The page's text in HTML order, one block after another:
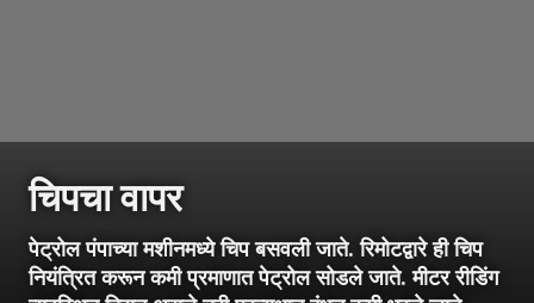
चिपचा वापर
पेट्रोल पंपाच्या मशीनमध्ये चिप बसवली जाते. रिमोटद्वारे ही चिप
नियंत्रित करून कमी प्रमाणात पेट्रोल सोडले जाते. मीटर रीडिंग